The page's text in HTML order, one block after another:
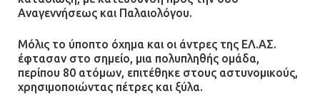
Αναγεννήσεως και Παλαιολόγου.
Μόλις το ύποπτο όχημα και οι άντρες της ΕΛ.ΑΣ.
έφτασαν στο σημείο, μια πολυπληθής ομάδα,
περίπου 80 ατόμων, επιτέθηκε στους αστυνομικούς,
χρησιμοποιώντας πέτρες και ξύλα.